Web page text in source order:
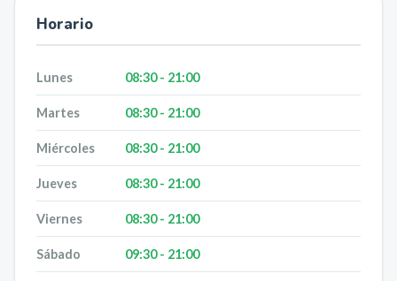
Horario
Lunes 08:30 - 21:00
Martes 08:30 - 21:00
Miércoles 08:30 - 21:00
Jueves 08:30 - 21:00
Viernes 08:30 - 21:00
Sábado 09:30 - 21:00